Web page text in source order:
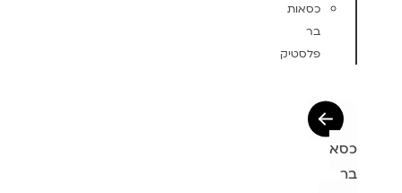
כסאות
בר
פלסטיק
כסא
בר